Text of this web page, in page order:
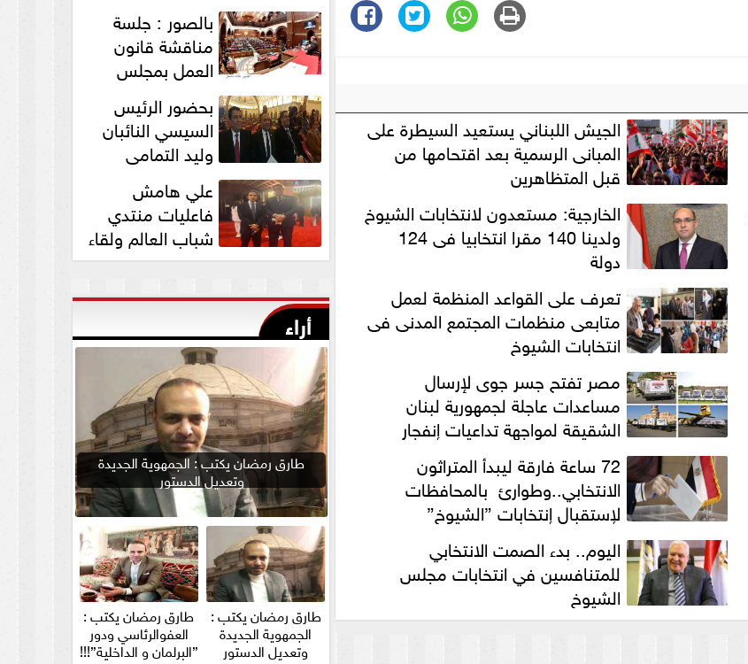
الجيش اللبناني يستعيد السيطرة على
المبانى الرسمية بعد اقتحامها من
قبل المتظاهرين
الخارجية: مستعدون لانتخابات الشيوخ
ولدينا 140 مقرا انتخابيا فى 124
دولة
تعرف على القواعد المنظمة لعمل
متابعى منظمات المجتمع المدنى فى
انتخابات الشيوخ
مصر تفتح جسر جوى لإرسال
مساعدات عاجلة لجمهورية لبنان
الشقيقة لمواجهة تداعيات إنفجار
72 ساعة فارقة ليبدأ المتراثون
الانتخابي..وطوارئ بالمحافظات
لإستقبال إنتخابات ”الشيوخ”
اليوم.. بدء الصمت الانتخابي
للمتنافسين في انتخابات مجلس
الشيوخ
للكشف علي... بالصور : جلسة
مناقشة قانون
العمل بمجلس
المستشار عبد الوهاب...
بحضور الرئيس
السيسي النائبان
وليد التمامي
يشاركان في قداس عيد...
علي هامش
فاعليات منتدي
شباب العالم ولقاء
النائب وليد التمامي
أراء
طارق رمضان يكتب : الجمهوية الجديدة
وتعديل الدستور
طارق رمضان يكتب :
الجمهوية الجديدة
وتعديل الدستور
طارق رمضان يكتب :
العفوالرئاسي ودور
”البرلمان و الداخلية”!!!